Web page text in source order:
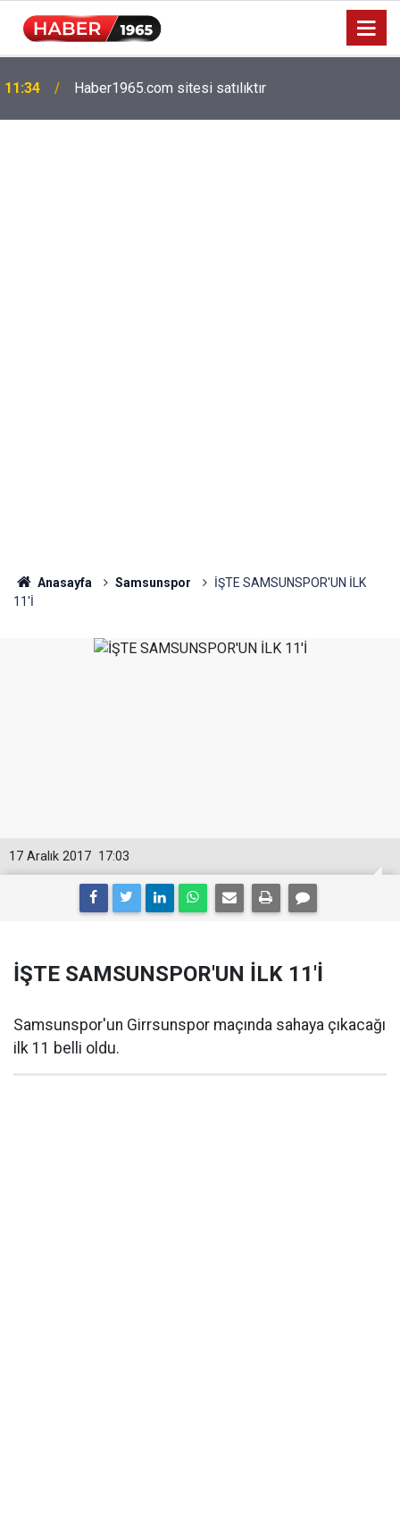
11:34 Haber1965.com sitesi satılıktır
15:52
hesaplarda
Anasayfa Samsunspor
İŞTE SAMSUNSPOR'UN İLK
11'İ
17:03
17 Aralık 2017
İŞTE SAMSUNSPOR'UN İLK 11'İ
Samsunspor'un Girrsunspor maçında sahaya çıkacağı
ilk 11 belli oldu.